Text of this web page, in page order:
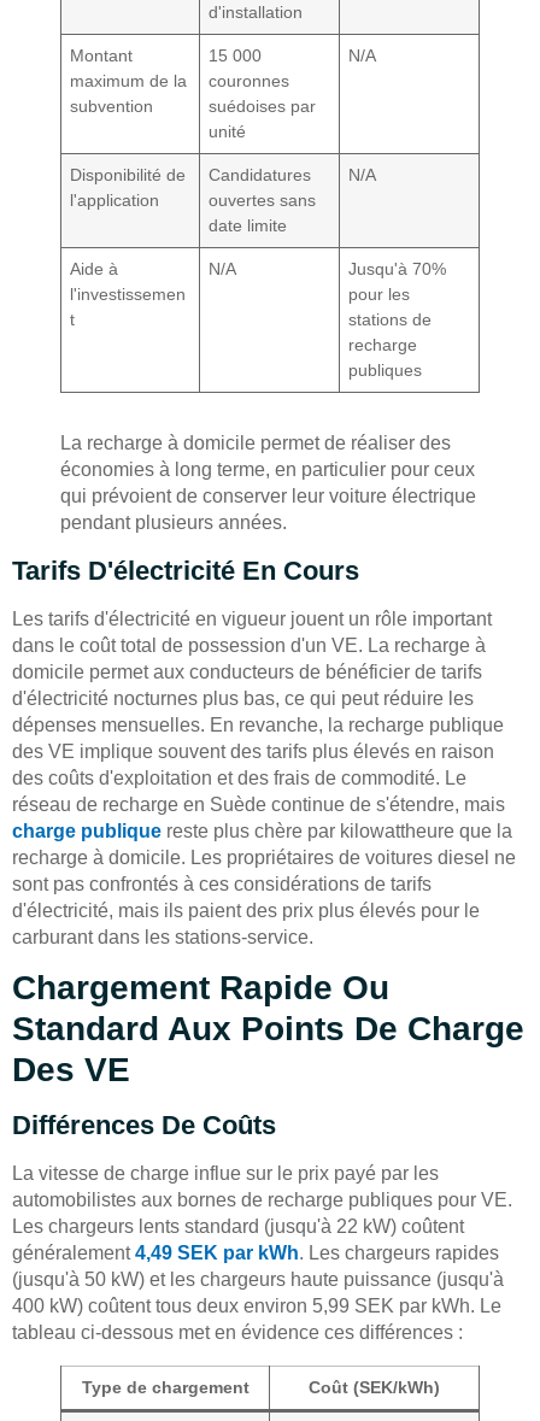
d'installation
Montant
maximum de la
subvention
15 000
couronnes
suédoises par
unité
N/A
Disponibilité de
l'application
Candidatures
ouvertes sans
date limite
N/A
Aide à
l'investissemen
t
N/A
Jusqu'à 70%
pour les
stations de
recharge
publiques
La recharge à domicile permet de réaliser des
économies à long terme, en particulier pour ceux
qui prévoient de conserver leur voiture électrique
pendant plusieurs années.
Tarifs D'électricité En Cours
Les tarifs d'électricité en vigueur jouent un rôle important
dans le coût total de possession d'un VE. La recharge à
domicile permet aux conducteurs de bénéficier de tarifs
d'électricité nocturnes plus bas, ce qui peut réduire les
dépenses mensuelles. En revanche, la recharge publique
des VE implique souvent des tarifs plus élevés en raison
des coûts d'exploitation et des frais de commodité. Le
réseau de recharge en Suède continue de s'étendre, mais
charge publique reste plus chère par kilowattheure que la
recharge à domicile. Les propriétaires de voitures diesel ne
sont pas confrontés à ces considérations de tarifs
d'électricité, mais ils paient des prix plus élevés pour le
carburant dans les stations-service.
Chargement Rapide Ou
Standard Aux Points De Charge
Des VE
Différences De Coûts
La vitesse de charge influe sur le prix payé par les
automobilistes aux bornes de recharge publiques pour VE.
Les chargeurs lents standard (jusqu'à 22 kW) coûtent
généralement4,49 SEK par kWh. Les chargeurs rapides
(jusqu'à 50 kW) et les chargeurs haute puissance (jusqu'à
400 kW) coûtent tous deux environ 5,99 SEK par kWh. Le
tableau ci-dessous met en évidence ces différences :
Type de chargement Coût (SEK/kWh)